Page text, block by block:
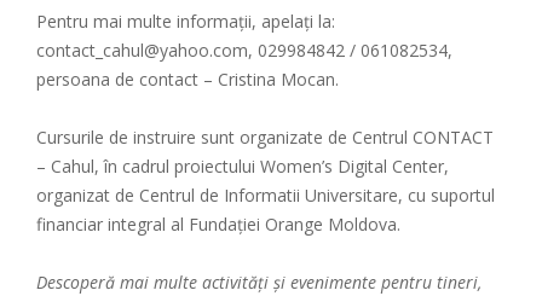
Pentru mai multe informații, apelați la:
contact_cahul@yahoo.com, 029984842 / 061082534,
persoana de contact – Cristina Mocan.
Cursurile de instruire sunt organizate de Centrul CONTACT
– Cahul, în cadrul proiectului Women’s Digital Center,
organizat de Centrul de Informatii Universitare, cu suportul
financiar integral al Fundației Orange Moldova.
Descoperă mai multe activități și evenimente pentru tineri,